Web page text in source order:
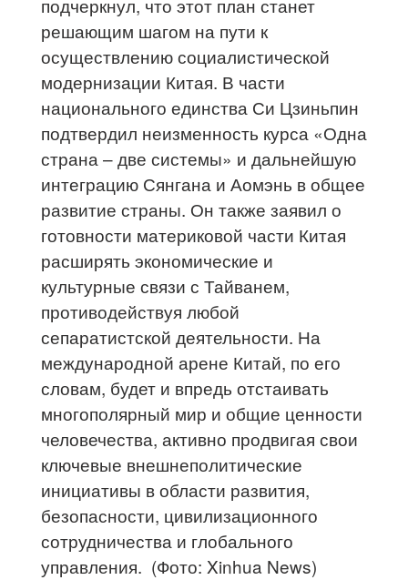
подчеркнул, что этот план станет
решающим шагом на пути к
осуществлению социалистической
модернизации Китая. В части
национального единства Си Цзиньпин
подтвердил неизменность курса «Одна
страна – две системы» и дальнейшую
интеграцию Сянгана и Аомэнь в общее
развитие страны. Он также заявил о
готовности материковой части Китая
расширять экономические и
культурные связи с Тайванем,
противодействуя любой
сепаратистской деятельности. На
международной арене Китай, по его
словам, будет и впредь отстаивать
многополярный мир и общие ценности
человечества, активно продвигая свои
ключевые внешнеполитические
инициативы в области развития,
безопасности, цивилизационного
сотрудничества и глобального
управления. (Фото: Xinhua News)